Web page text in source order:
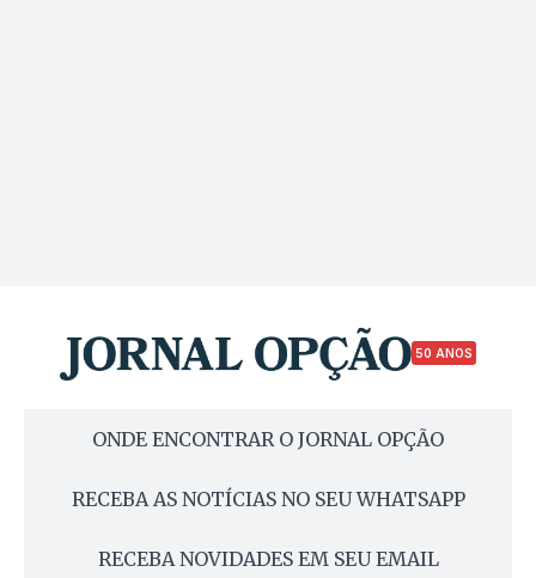
50 ANOS
ONDE ENCONTRAR O JORNAL OPÇÃO
RECEBA AS NOTÍCIAS NO SEU WHATSAPP
RECEBA NOVIDADES EM SEU EMAIL